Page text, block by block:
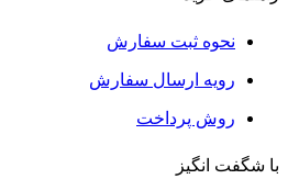
نحوه ثبت سفارش
رویه ارسال سفارش
روش پرداخت
با شگفت انگیز